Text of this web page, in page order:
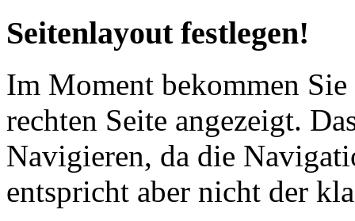
Seitenlayout festlegen!
Im Moment bekommen
rechten Seite angezeigt.
Navigieren, da die
entspricht aber nicht der